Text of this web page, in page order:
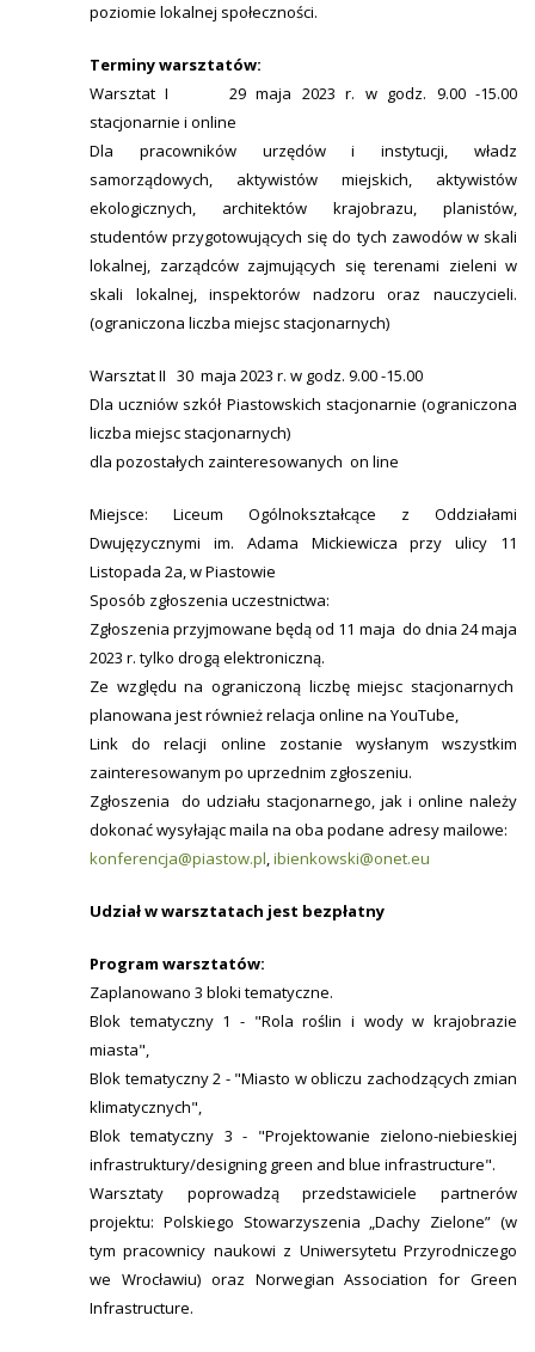
poziomie lokalnej społeczności.
Terminy warsztatów:
Warsztat I 29 maja 2023 r. w godz. 9.00 -15.00
stacjonarnie i online
Dla pracowników urzędów i instytucji, władz
samorządowych, aktywistów miejskich, aktywistów
ekologicznych, architektów krajobrazu, planistów,
studentów przygotowujących się do tych zawodów w skali
lokalnej, zarządców zajmujących się terenami zieleni w
skali lokalnej, inspektorów nadzoru oraz nauczycieli.
(ograniczona liczba miejsc stacjonarnych)
Warsztat II 30 maja 2023 r. w godz. 9.00 -15.00
Dla uczniów szkół Piastowskich stacjonarnie (ograniczona
liczba miejsc stacjonarnych)
dla pozostałych zainteresowanych on line
Miejsce: Liceum Ogólnokształcące z Oddziałami
Dwujęzycznymi im. Adama Mickiewicza przy ulicy 11
Listopada 2a, w Piastowie
Sposób zgłoszenia uczestnictwa:
Zgłoszenia przyjmowane będą od 11 maja do dnia 24 maja
2023 r. tylko drogą elektroniczną.
Ze względu na ograniczoną liczbę miejsc stacjonarnych
planowana jest również relacja online na YouTube,
Link do relacji online zostanie wysłanym wszystkim
zainteresowanym po uprzednim zgłoszeniu.
Zgłoszenia do udziału stacjonarnego, jak i online należy
dokonać wysyłając maila na oba podane adresy mailowe:
konferencja@piastow.pl,ibienkowski@onet.eu
Udział w warsztatach jest bezpłatny
Program warsztatów:
Zaplanowano 3 bloki tematyczne.
Blok tematyczny 1 - "Rola roślin i wody w krajobrazie
miasta",
Blok tematyczny 2 - "Miasto w obliczu zachodzących zmian
klimatycznych",
Blok tematyczny 3 - "Projektowanie zielono-niebieskiej
infrastruktury/designing green and blue infrastructure".
Warsztaty poprowadzą przedstawiciele partnerów
projektu: Polskiego Stowarzyszenia „Dachy Zielone” (w
tym pracownicy naukowi z Uniwersytetu Przyrodniczego
we Wrocławiu) oraz Norwegian Association for Green
Infrastructure.